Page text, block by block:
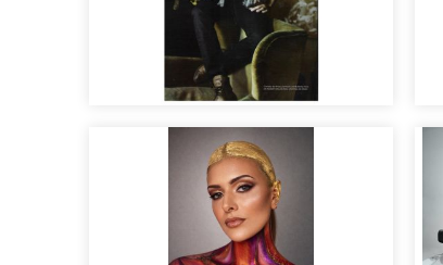
Maquillaje y peluquería
para editoriales